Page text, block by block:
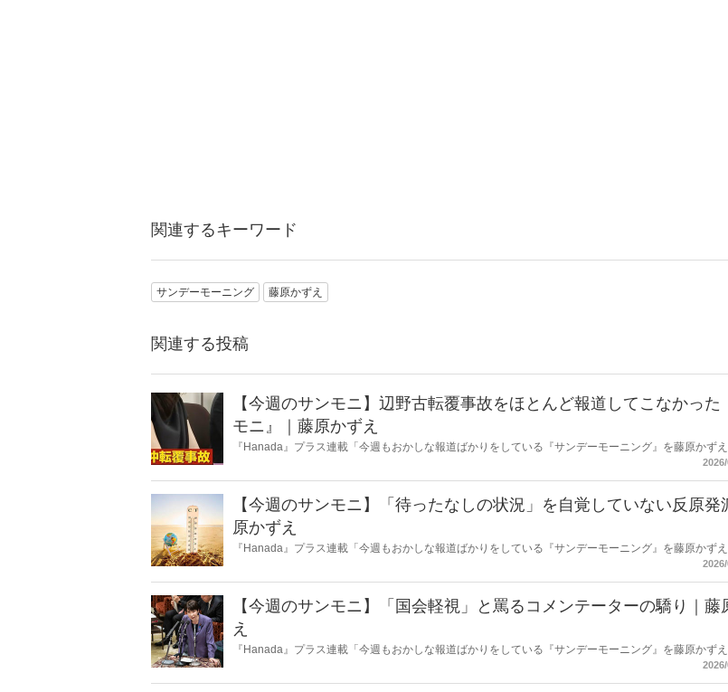
関連するキーワード
サンデーモーニング 藤原かずえ
関連する投稿
【今週のサンモニ】辺野古転覆事故をほとんど報道してこなかった
モニ』｜藤原かずえ
『Hanada』プラス連載「今週もおかしな報道ばかりをしている『サンデーモーニング』を藤原かず
【今週のサンモニ】「待ったなしの状況」を自覚していない反原発
原かずえ
『Hanada』プラス連載「今週もおかしな報道ばかりをしている『サンデーモーニング』を藤原かず
【今週のサンモニ】「国会軽視」と罵るコメンテーターの驕り｜藤
え
『Hanada』プラス連載「今週もおかしな報道ばかりをしている『サンデーモーニング』を藤原かず